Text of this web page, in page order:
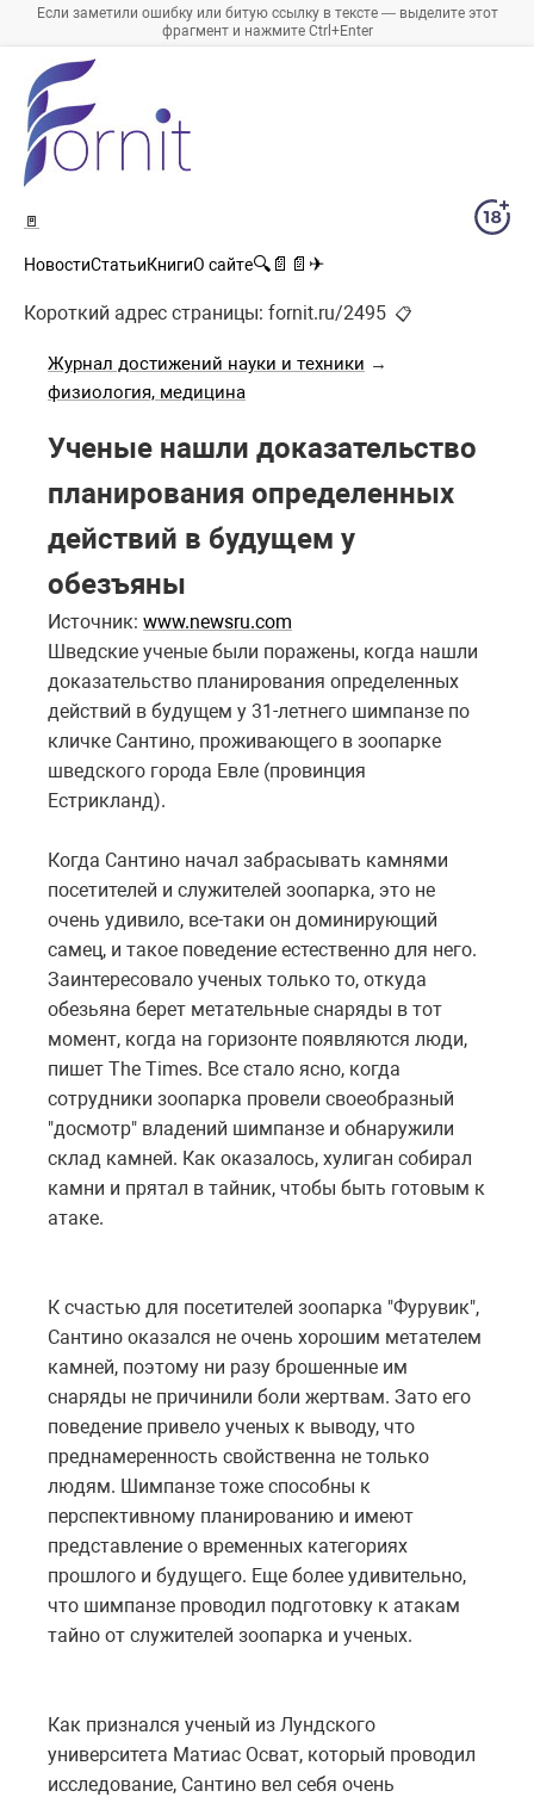
Если заметили ошибку или битую ссылку в тексте — выделите этот
фрагмент и нажмите Ctrl+Enter
🚪
НовостиСтатьиКнигиО сайте🔍 📄 📄 ✈
Короткий адрес страницы: fornit.ru/2495 📋
Журнал достижений науки и техники →
физиология, медицина
Ученые нашли доказательство
планирования определенных
действий в будущем у
обезъяны
Источник: www.newsru.com
Шведские ученые были поражены, когда нашли
доказательство планирования определенных
действий в будущем у 31-летнего шимпанзе по
кличке Сантино, проживающего в зоопарке
шведского города Евле (провинция
Естрикланд).
Когда Сантино начал забрасывать камнями
посетителей и служителей зоопарка, это не
очень удивило, все-таки он доминирующий
самец, и такое поведение естественно для него.
Заинтересовало ученых только то, откуда
обезьяна берет метательные снаряды в тот
момент, когда на горизонте появляются люди,
пишет The Times. Все стало ясно, когда
сотрудники зоопарка провели своеобразный
"досмотр" владений шимпанзе и обнаружили
склад камней. Как оказалось, хулиган собирал
камни и прятал в тайник, чтобы быть готовым к
атаке.
К счастью для посетителей зоопарка "Фурувик",
Сантино оказался не очень хорошим метателем
камней, поэтому ни разу брошенные им
снаряды не причинили боли жертвам. Зато его
поведение привело ученых к выводу, что
преднамеренность свойственна не только
людям. Шимпанзе тоже способны к
перспективному планированию и имеют
представление о временных категориях
прошлого и будущего. Еще более удивительно,
что шимпанзе проводил подготовку к атакам
тайно от служителей зоопарка и ученых.
Как признался ученый из Лундского
университета Матиас Осват, который проводил
исследование, Сантино вел себя очень